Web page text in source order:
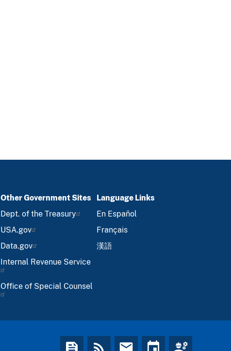
Other Government Sites
Dept. of the Treasury
USA.gov
Data.gov
Internal Revenue Service
Office of Special Counsel
Language Links
En Español
Français
漢語